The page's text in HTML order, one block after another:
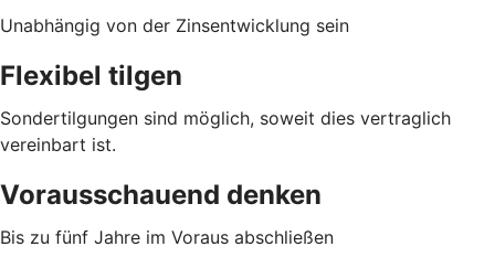
Unabhängig von der Zinsentwicklung sein
Flexibel tilgen
Sondertilgungen sind möglich, soweit dies vertraglich
vereinbart ist.
Vorausschauend denken
Bis zu fünf Jahre im Voraus abschließen